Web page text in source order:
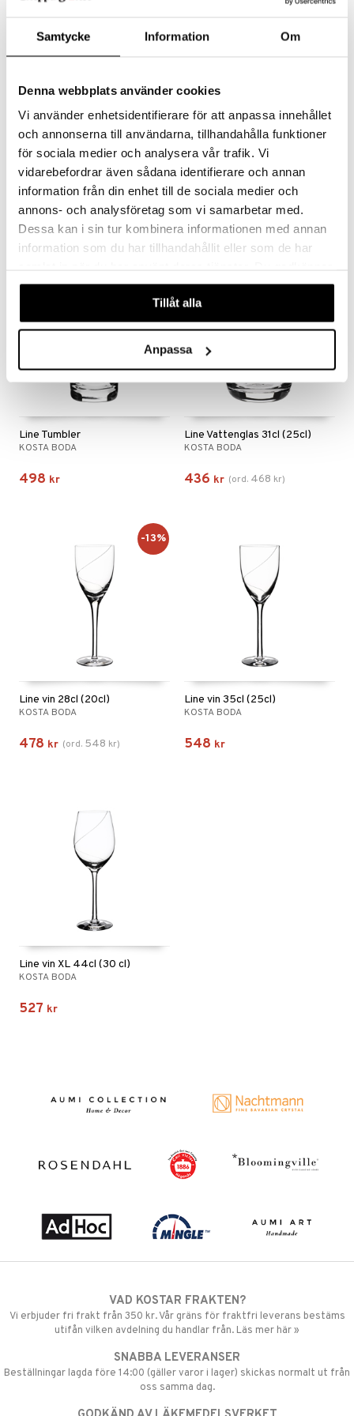
Samtycke Information Om
Denna webbplats använder cookies
Vi använder enhetsidentifierare för att anpassa innehållet
och annonserna till användarna, tillhandahålla funktioner
för sociala medier och analysera vår trafik. Vi
vidarebefordrar även sådana identifierare och annan
information från din enhet till de sociala medier och
annons- och analysföretag som vi samarbetar med.
Dessa kan i sin tur kombinera informationen med annan
information som du har tillhandahållit eller som de har
våra cookies vid fortsatt användande av vår webbplats.
Tillåt alla
Anpassa
Line Öl 50cl (30cl)
517 kr
Line Snaps 7cl (5cl)
479 kr
Line Tumbler
KOSTA BODA
498 kr
Line Vattenglas 31cl (25cl)
KOSTA BODA
436 kr (ord. 468 kr)
Line vin 28cl (20cl)
KOSTA BODA
478 kr (ord. 548 kr)
-13%
Line vin 35cl (25cl)
KOSTA BODA
548 kr
Line vin XL 44cl (30 cl)
KOSTA BODA
527 kr
VAD KOSTAR FRAKTEN?
Vi erbjuder fri frakt från 350 kr. Vår gräns för fraktfri leverans bestäms
utifån vilken avdelning du handlar från. Läs mer här »
SNABBA LEVERANSER
Beställningar lagda före 14:00 (gäller varor i lager) skickas normalt ut från
oss samma dag.